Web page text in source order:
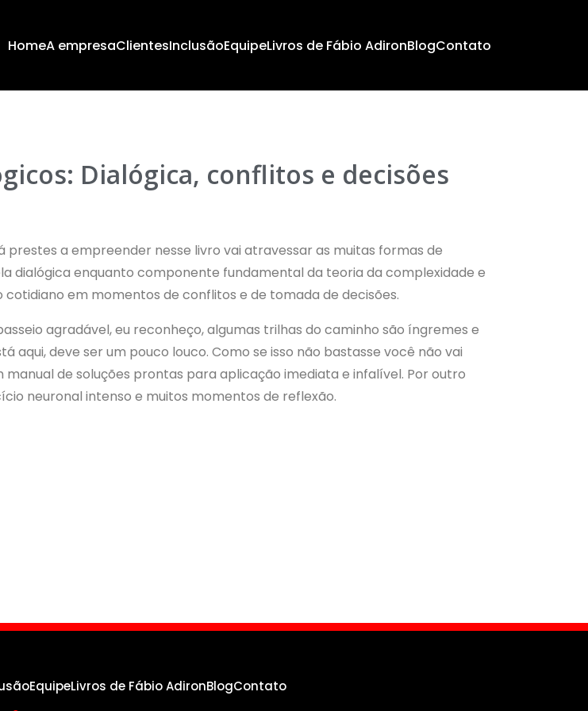
HomeA empresaClientesInclusãoEquipeLivros de Fábio AdironBlogContato
Dialógica, conflitos e decisões
prestes a empreender nesse livro vai atravessar as muitas formas de
dialógica enquanto componente fundamental da teoria da complexidade e
cotidiano em momentos de conflitos e de tomada de decisões.
agradável, eu reconheço, algumas trilhas do caminho são íngremes e
aqui, deve ser um pouco louco. Como se isso não bastasse você não vai
de soluções prontas para aplicação imediata e infalível. Por outro
neuronal intenso e muitos momentos de reflexão.
EquipeLivros de Fábio AdironBlogContato